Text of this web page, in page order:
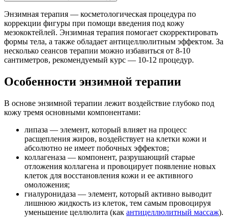
Энзимная терапия — косметологическая процедура по
коррекции фигуры при помощи введения под кожу
мезококтейлей. Энзимная терапия помогает скорректировать
формы тела, а также обладает антицеллюлитным эффектом. За
несколько сеансов терапии можно избавиться от 8-10
сантиметров, рекомендуемый курс — 10-12 процедур.
Особенности энзимной терапии
В основе энзимной терапии лежит воздействие глубоко под
кожу тремя основными компонентами:
липаза — элемент, который влияет на процесс
расщепления жиров, воздействует на клетки кожи и
абсолютно не имеет побочных эффектов;
коллагеназа — компонент, разрушающий старые
отложения коллагена и провоцирует появление новых
клеток для восстановления кожи и ее активного
омоложения;
гиалуронидаза — элемент, который активно выводит
лишнюю жидкость из клеток, тем самым провоцируя
уменьшение целлюлита (как антицеллюлитный массаж).